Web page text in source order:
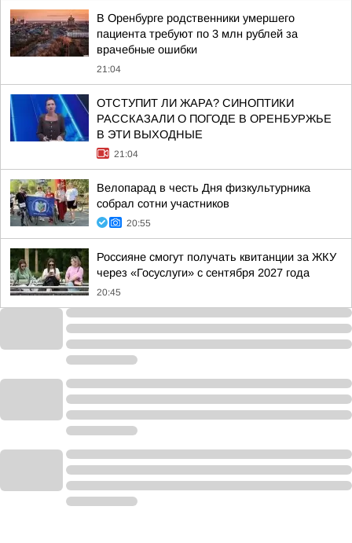
В Оренбурге родственники умершего
пациента требуют по 3 млн рублей за
врачебные ошибки
21:04
ОТСТУПИТ ЛИ ЖАРА? СИНОПТИКИ
РАССКАЗАЛИ О ПОГОДЕ В ОРЕНБУРЖЬЕ
В ЭТИ ВЫХОДНЫЕ
21:04
Велопарад в честь Дня физкультурника
собрал сотни участников
20:55
Россияне смогут получать квитанции за ЖКУ
через «Госуслуги» с сентября 2027 года
20:45